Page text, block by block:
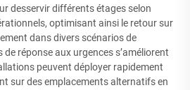
desservir différents étages selon
optimisant ainsi le retour sur
dans divers scénarios de
réponse aux urgences s’améliorent
peuvent déployer rapidement
sur des emplacements alternatifs en